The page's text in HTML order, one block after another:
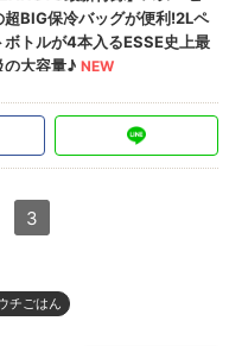
3
チごはん